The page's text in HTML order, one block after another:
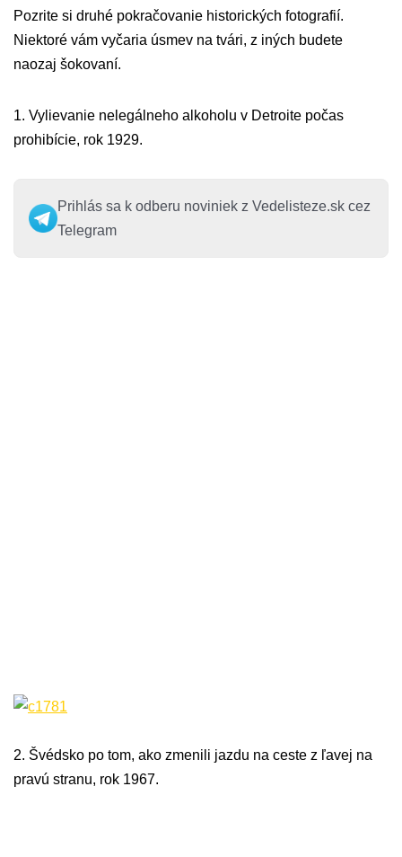
Pozrite si druhé pokračovanie historických fotografií.
Niektoré vám vyčaria úsmev na tvári, z iných budete
naozaj šokovaní.
1. Vylievanie nelegálneho alkoholu v Detroite počas
prohibície, rok 1929.
Prihlás sa k odberu noviniek z Vedelisteze.sk cez
Telegram
2. Švédsko po tom, ako zmenili jazdu na ceste z ľavej na
pravú stranu, rok 1967.